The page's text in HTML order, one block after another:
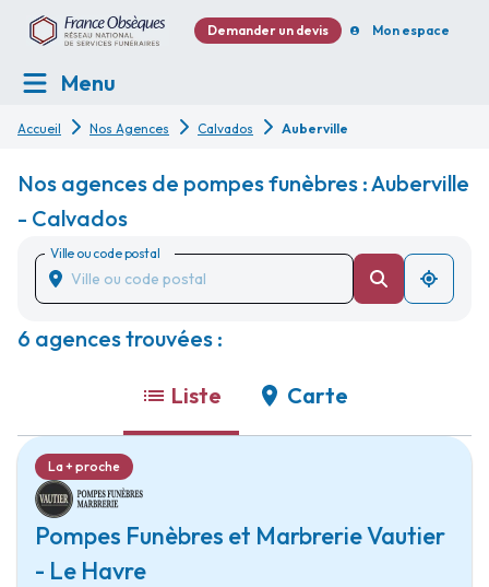
Demander un devis Mon espace
Menu
Accueil Nos Agences Calvados Auberville
Nos agences de pompes funèbres : Auberville
- Calvados
Ville ou code postal
6 agences trouvées :
Liste Carte
Pompes Funèbres et Marbrerie Vautier
- Le Havre
La + proche